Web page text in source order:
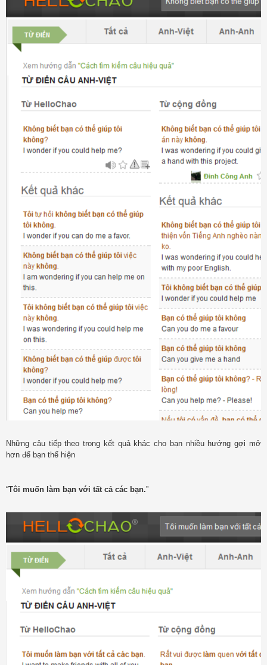
Những câu tiếp theo trong kết quả khác cho bạn nhiều hướng gợi mở
hơn để bạn thể hiện
“Tôi muốn làm bạn với tất cả các bạn.”